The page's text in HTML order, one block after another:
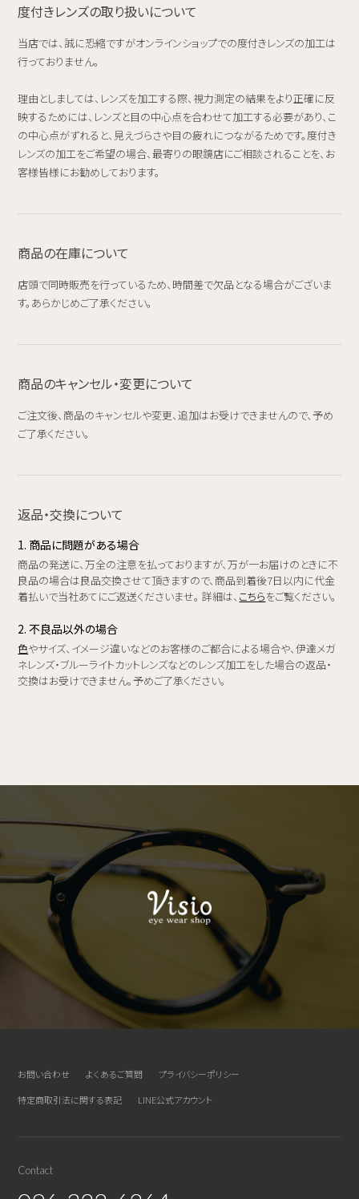
度付きレンズの取り扱いについて
当店では、誠に恐縮ですがオンラインショップでの度付きレンズの加工は
行っておりません。
理由としましては、レンズを加工する際、視力測定の結果をより正確に反
映するためには、レンズと目の中心点を合わせて加工する必要があり、こ
の中心点がずれると、見えづらさや目の疲れにつながるためです。度付き
レンズの加工をご希望の場合、最寄りの眼鏡店にご相談されることを、お
客様皆様にお勧めしております。
商品の在庫について
店頭で同時販売を行っているため、時間差で欠品となる場合がございま
す。あらかじめご了承ください。
商品のキャンセル・変更について
ご注文後、商品のキャンセルや変更、追加はお受けできませんので、予め
ご了承ください。
返品・交換について
1. 商品に問題がある場合
商品の発送に、万全の注意を払っておりますが、万が一お届けのときに不
良品の場合は良品交換させて頂きますので、商品到着後7日以内に代金
着払いで当社あてにご返送くださいませ。 詳細は、 こちらをご覧ください。
2. 不良品以外の場合
色やサイズ、イメージ違いなどのお客様のご都合による場合や、伊達メガ
ネレンズ・ブルーライトカットレンズなどのレンズ加工をした場合の返品・
交換はお受けできません。予めご了承ください。
お問い合わせ よくあるご質問
プライバシーポリシー
特定商取引法に関する表記
LINE公式アカウント
Contact